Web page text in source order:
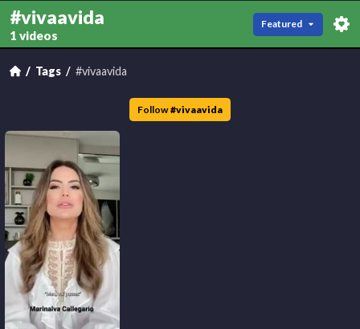
#vivaavida
1 videos
Featured
Tags #vivaavida
Follow #vivaavida